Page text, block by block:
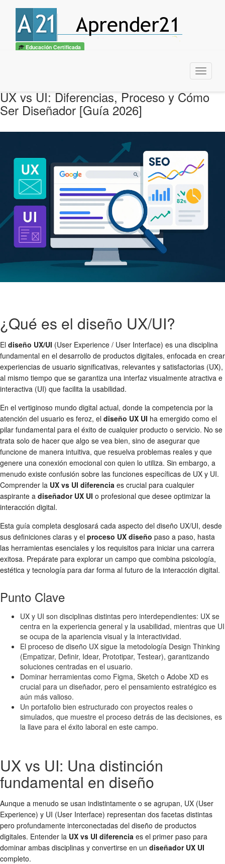
Educación Certificada
Menu
UX vs UI: Diferencias, Proceso y Cómo
Ser Diseñador [Guía 2026]
¿Qué es el diseño UX/UI?
El diseño UX/UI (User Experience / User Interface) es una disciplina
fundamental en el desarrollo de productos digitales, enfocada en crear
experiencias de usuario significativas, relevantes y satisfactorias (UX),
al mismo tiempo que se garantiza una interfaz visualmente atractiva e
interactiva (UI) que facilita la usabilidad.
En el vertiginoso mundo digital actual, donde la competencia por la
atención del usuario es feroz, el diseño UX UI ha emergido como el
pilar fundamental para el éxito de cualquier producto o servicio. No se
trata solo de hacer que algo se vea bien, sino de asegurar que
funcione de manera intuitiva, que resuelva problemas reales y que
genere una conexión emocional con quien lo utiliza. Sin embargo, a
menudo existe confusión sobre las funciones específicas de UX y UI.
Comprender la UX vs UI diferencia es crucial para cualquier
aspirante a diseñador UX UI o profesional que desee optimizar la
interacción digital.
Esta guía completa desglosará cada aspecto del diseño UX/UI, desde
sus definiciones claras y el proceso UX diseño paso a paso, hasta
las herramientas esenciales y los requisitos para iniciar una carrera
exitosa. Prepárate para explorar un campo que combina psicología,
estética y tecnología para dar forma al futuro de la interacción digital.
Punto Clave
UX y UI son disciplinas distintas pero interdependientes: UX se
centra en la experiencia general y la usabilidad, mientras que UI
se ocupa de la apariencia visual y la interactividad.
El proceso de diseño UX sigue la metodología Design Thinking
(Empatizar, Definir, Idear, Prototipar, Testear), garantizando
soluciones centradas en el usuario.
Dominar herramientas como Figma, Sketch o Adobe XD es
crucial para un diseñador, pero el pensamiento estratégico es
aún más valioso.
Un portafolio bien estructurado con proyectos reales o
simulados, que muestre el proceso detrás de las decisiones, es
la llave para el éxito laboral en este campo.
UX vs UI: Una distinción
fundamental en diseño
Aunque a menudo se usan indistintamente o se agrupan, UX (User
Experience) y UI (User Interface) representan dos facetas distintas
pero profundamente interconectadas del diseño de productos
digitales. Entender la UX vs UI diferencia es el primer paso para
dominar ambas disciplinas y convertirse en un diseñador UX UI
completo.